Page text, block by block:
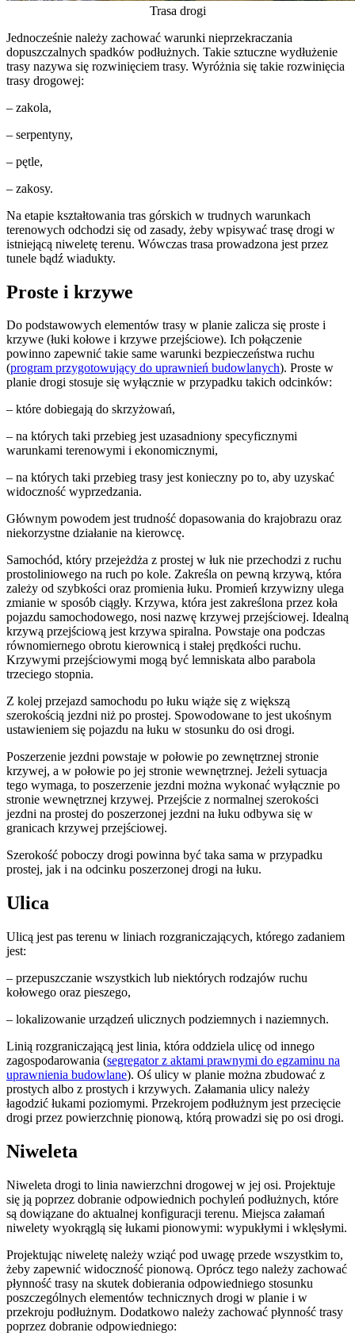
Trasa drogi
Jednocześnie należy zachować warunki nieprzekraczania
dopuszczalnych spadków podłużnych. Takie sztuczne wydłużenie
trasy nazywa się rozwinięciem trasy. Wyróżnia się takie rozwinięcia
trasy drogowej:
– zakola,
– serpentyny,
– pętle,
– zakosy.
Na etapie kształtowania tras górskich w trudnych warunkach
terenowych odchodzi się od zasady, żeby wpisywać trasę drogi w
istniejącą niweletę terenu. Wówczas trasa prowadzona jest przez
tunele bądź wiadukty.
Proste i krzywe
Do podstawowych elementów trasy w planie zalicza się proste i
krzywe (łuki kołowe i krzywe przejściowe). Ich połączenie
powinno zapewnić takie same warunki bezpieczeństwa ruchu
(program przygotowujący do uprawnień budowlanych). Proste w
planie drogi stosuje się wyłącznie w przypadku takich odcinków:
– które dobiegają do skrzyżowań,
– na których taki przebieg jest uzasadniony specyficznymi
warunkami terenowymi i ekonomicznymi,
– na których taki przebieg trasy jest konieczny po to, aby uzyskać
widoczność wyprzedzania.
Głównym powodem jest trudność dopasowania do krajobrazu oraz
niekorzystne działanie na kierowcę.
Samochód, który przejeżdża z prostej w łuk nie przechodzi z ruchu
prostoliniowego na ruch po kole. Zakreśla on pewną krzywą, która
zależy od szybkości oraz promienia łuku. Promień krzywizny ulega
zmianie w sposób ciągły. Krzywa, która jest zakreślona przez koła
pojazdu samochodowego, nosi nazwę krzywej przejściowej. Idealną
krzywą przejściową jest krzywa spiralna. Powstaje ona podczas
równomiernego obrotu kierownicą i stałej prędkości ruchu.
Krzywymi przejściowymi mogą być lemniskata albo parabola
trzeciego stopnia.
Z kolej przejazd samochodu po łuku wiąże się z większą
szerokością jezdni niż po prostej. Spowodowane to jest ukośnym
ustawieniem się pojazdu na łuku w stosunku do osi drogi.
Poszerzenie jezdni powstaje w połowie po zewnętrznej stronie
krzywej, a w połowie po jej stronie wewnętrznej. Jeżeli sytuacja
tego wymaga, to poszerzenie jezdni można wykonać wyłącznie po
stronie wewnętrznej krzywej. Przejście z normalnej szerokości
jezdni na prostej do poszerzonej jezdni na łuku odbywa się w
granicach krzywej przejściowej.
Szerokość poboczy drogi powinna być taka sama w przypadku
prostej, jak i na odcinku poszerzonej drogi na łuku.
Ulica
Ulicą jest pas terenu w liniach rozgraniczających, którego zadaniem
jest:
– przepuszczanie wszystkich lub niektórych rodzajów ruchu
kołowego oraz pieszego,
– lokalizowanie urządzeń ulicznych podziemnych i naziemnych.
Linią rozgraniczającą jest linia, która oddziela ulicę od innego
zagospodarowania (segregator z aktami prawnymi do egzaminu na
uprawnienia budowlane). Oś ulicy w planie można zbudować z
prostych albo z prostych i krzywych. Załamania ulicy należy
łagodzić łukami poziomymi. Przekrojem podłużnym jest przecięcie
drogi przez powierzchnię pionową, którą prowadzi się po osi drogi.
Niweleta
Niweleta drogi to linia nawierzchni drogowej w jej osi. Projektuje
się ją poprzez dobranie odpowiednich pochyleń podłużnych, które
są dowiązane do aktualnej konfiguracji terenu. Miejsca załamań
niwelety wyokrąglą się łukami pionowymi: wypukłymi i wklęsłymi.
Projektując niweletę należy wziąć pod uwagę przede wszystkim to,
żeby zapewnić widoczność pionową. Oprócz tego należy zachować
płynność trasy na skutek dobierania odpowiedniego stosunku
poszczególnych elementów technicznych drogi w planie i w
przekroju podłużnym. Dodatkowo należy zachować płynność trasy
poprzez dobranie odpowiedniego: